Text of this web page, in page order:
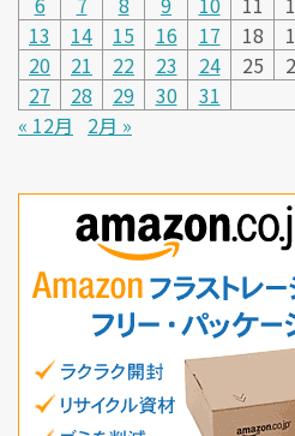
13
14 15 16 17 18
20
21 22 23 24 25
27
28 29 30
31
« 12月
2月 »